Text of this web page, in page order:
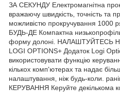
ЗА СЕКУНДУ Електромагнітна
вражаючу швидкість, точність та
можливістю прокручування 1000
БУДЬ-ДЕ Компактна
форму долоні. НАЛАШТУЙТЕСЬ
LOGI OPTIONS+ Додаток Logi
використовувати функцію
кількох комп'ютерах та надає
налаштування, ніж будь-коли.
КЕРУВАННЯ Керуйте декількома